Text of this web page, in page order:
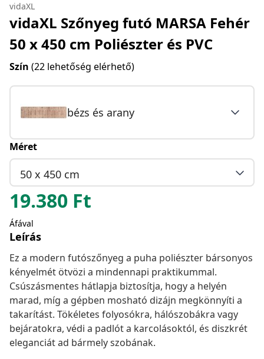
vidaXL
vidaXL Szőnyeg futó MARSA Fehér
50 x 450 cm Poliészter és PVC
Szín (22 lehetőség elérhető)
bézs és arany
Méret
50 x 450 cm
19.380 Ft
Áfával
Leírás
Ez a modern futószőnyeg a puha poliészter bársonyos
kényelmét ötvözi a mindennapi praktikummal.
Csúszásmentes hátlapja biztosítja, hogy a helyén
marad, míg a gépben mosható dizájn megkönnyíti a
takarítást. Tökéletes folyosókra, hálószobákra vagy
bejáratokra, védi a padlót a karcolásoktól, és diszkrét
eleganciát ad bármely szobának.